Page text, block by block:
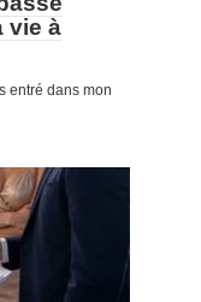
vie à
entré dans mon